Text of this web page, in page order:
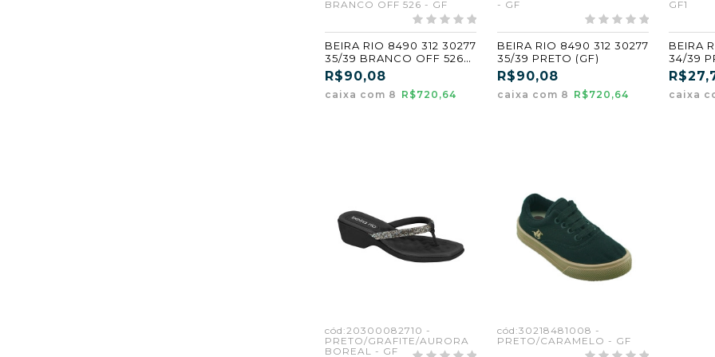
BRANCO OFF 526 - GF
BEIRA RIO 8490 312 30277
35/39 BRANCO OFF 526
(GF)
R$90,08
caixa com 8 R$720,64
- GF
BEIRA RIO 8490 312 30277
35/39 PRETO (GF)
R$90,08
caixa com 8 R$720,64
GF1
BEIRA
34/39
caixa
cód:20300082710 -
PRETO/GRAFITE/AURORA
BOREAL - GF
cód:30218481008 -
PRETO/CARAMELO - GF